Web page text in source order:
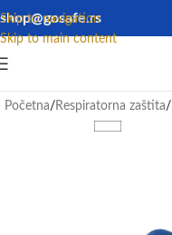
Skip to navigation
Skip to main content
shop@gosafe.rs
Početna Respiratorna zaštita